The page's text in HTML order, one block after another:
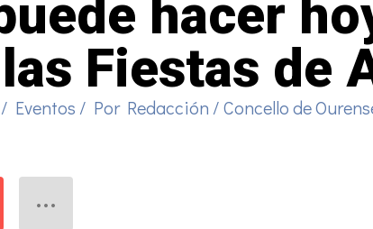
hacer
Fiestas de
/ Eventos / Por Redacción /Concello de